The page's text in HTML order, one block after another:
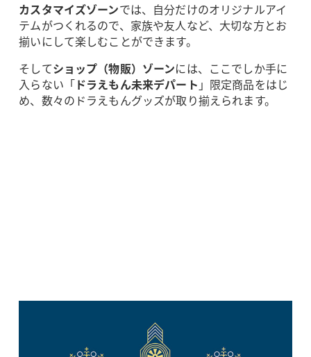
カスタマイズゾーンでは、自分だけのオリジナルアイ
テムがつくれるので、家族や友人など、大切な方とお
揃いにして楽しむことができます。
そしてショップ（物販）ゾーンには、ここでしか手に
入らない「ドラえもん未来デパート 」限定商品をはじ
め、数々のドラえもんグッズが取り揃えられます。